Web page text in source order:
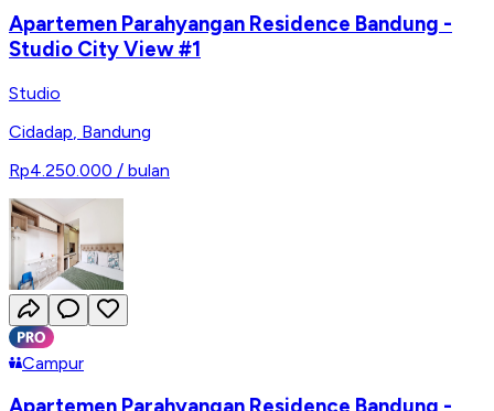
Apartemen Parahyangan Residence Bandung -
Studio City View #1
Studio
Cidadap Bandung
Rp4.250.000 / bulan
Campur